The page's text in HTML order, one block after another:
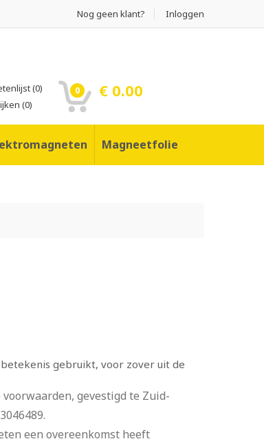
Nog geen klant? Inloggen
(0)
(0)
0 € 0.00
Magneetfolie
gebruikt, voor zover uit de
gevestigd te Zuid-
een overeenkomst heeft